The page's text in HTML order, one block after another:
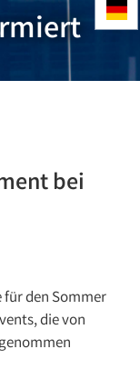
bei
den Sommer
die von